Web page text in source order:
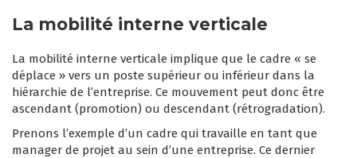
La mobilité interne verticale
La mobilité interne verticale implique que le cadre « se
déplace » vers un poste supérieur ou inférieur dans la
hiérarchie de l’entreprise. Ce mouvement peut donc être
ascendant (promotion) ou descendant (rétrogradation).
Prenons l’exemple d’un cadre qui travaille en tant que
manager de projet au sein d’une entreprise. Ce dernier